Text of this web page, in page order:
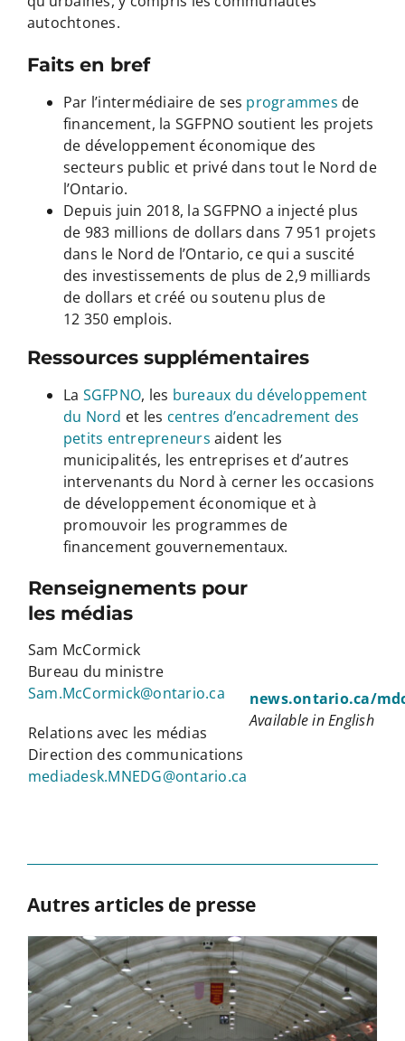
autochtones.
Faits en bref
Par l’intermédiaire de ses programmes de
financement, la SGFPNO soutient les projets
de développement économique des
secteurs public et privé dans tout le Nord de
l’Ontario.
Depuis juin 2018, la SGFPNO a injecté plus
de 983 millions de dollars dans 7 951 projets
dans le Nord de l’Ontario, ce qui a suscité
des investissements de plus de 2,9 milliards
de dollars et créé ou soutenu plus de
12 350 emplois.
Ressources supplémentaires
La SGFPNO, les bureaux du développement
du Nord et les centres d’encadrement des
petits entrepreneurs aident les
municipalités, les entreprises et d’autres
intervenants du Nord à cerner les occasions
de développement économique et à
promouvoir les programmes de
financement gouvernementaux.
Renseignements pour
les médias
Sam McCormick
Bureau du ministre
Sam.McCormick@ontario.ca
Relations avec les médias
Direction des communications
mediadesk.MNEDG@ontario.ca
news.ontario.ca/
Available in English
Autres articles de presse